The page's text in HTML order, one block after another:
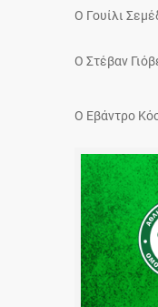
Ο Γουίλι
Ο Στέβαν
Ο Εβάντρο